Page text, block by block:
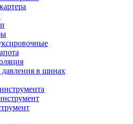
давления в шинах